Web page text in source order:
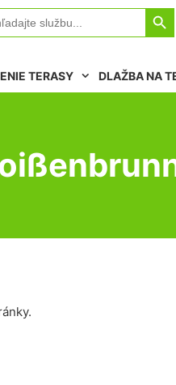
Search
TERASY DLAŽBA NA